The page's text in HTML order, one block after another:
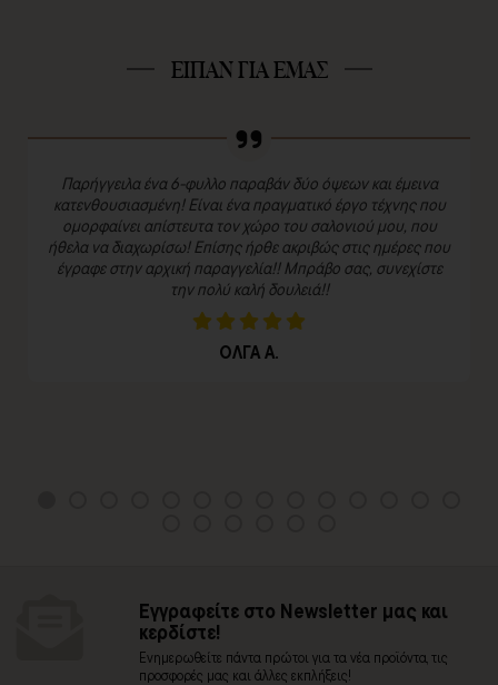
ΕΙΠΑΝ ΓΙΑ ΕΜΑΣ
Παρήγγειλα ένα 6-φυλλο παραβάν δύο όψεων και έμεινα
κατενθουσιασμένη! Είναι ένα πραγματικό έργο τέχνης που
ομορφαίνει απίστευτα τον χώρο του σαλονιού μου, που
ήθελα να διαχωρίσω! Επίσης ήρθε ακριβώς στις ημέρες που
έγραφε στην αρχική παραγγελία!! Μπράβο σας, συνεχίστε
την πολύ καλή δουλειά!!
ΟΛΓΑ Α.
Εγγραφείτε στο Newsletter μας και
κερδίστε!
Ενημερωθείτε πάντα πρώτοι για τα νέα προϊόντα, τις
προσφορές μας και άλλες εκπλήξεις!